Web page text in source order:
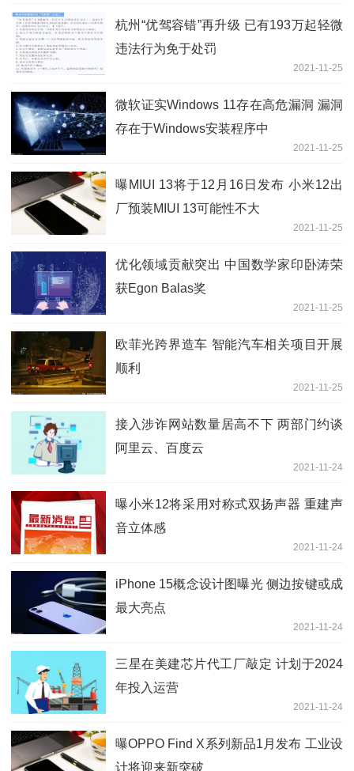
杭州“优驾容错”再升级 已有193万起轻微
违法行为免于处罚
2021-11-25
微软证实Windows 11存在高危漏洞 漏洞
存在于Windows安装程序中
2021-11-25
曝MIUI 13将于12月16日发布 小米12出
厂预装MIUI 13可能性不大
2021-11-25
优化领域贡献突出 中国数学家印卧涛荣
获Egon Balas奖
2021-11-25
欧菲光跨界造车 智能汽车相关项目开展
顺利
2021-11-25
接入涉诈网站数量居高不下 两部门约谈
阿里云、百度云
2021-11-24
曝小米12将采用对称式双扬声器 重建声
音立体感
2021-11-24
iPhone 15概念设计图曝光 侧边按键或成
最大亮点
2021-11-24
三星在美建芯片代工厂敲定 计划于2024
年投入运营
2021-11-24
曝OPPO Find X系列新品1月发布 工业设
计将迎来新突破